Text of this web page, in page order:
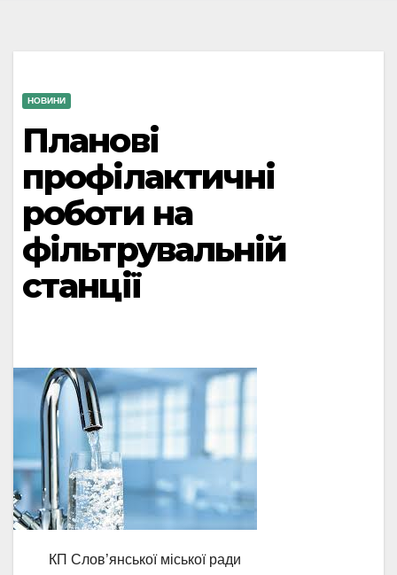
НОВИНИ
Планові
профілактичні
роботи на
фільтрувальній
станції
КП Слов’янської міської ради